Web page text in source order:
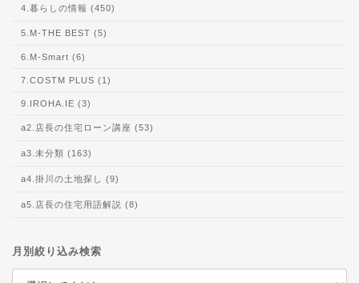
4.暮らしの情報 (450)
5.M-THE BEST (5)
6.M-Smart (6)
7.COSTM PLUS (1)
9.IROHA.IE (3)
a2.店長の住宅ローン講座 (53)
a3.未分類 (163)
a4.掛川の土地探し (9)
a5.店長の住宅用語解説 (8)
月別絞り込み検索